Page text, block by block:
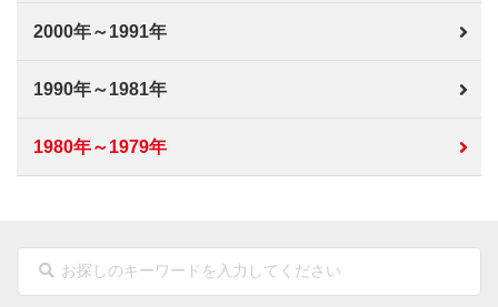
2000年～1991年
1990年～1981年
1980年～1979年